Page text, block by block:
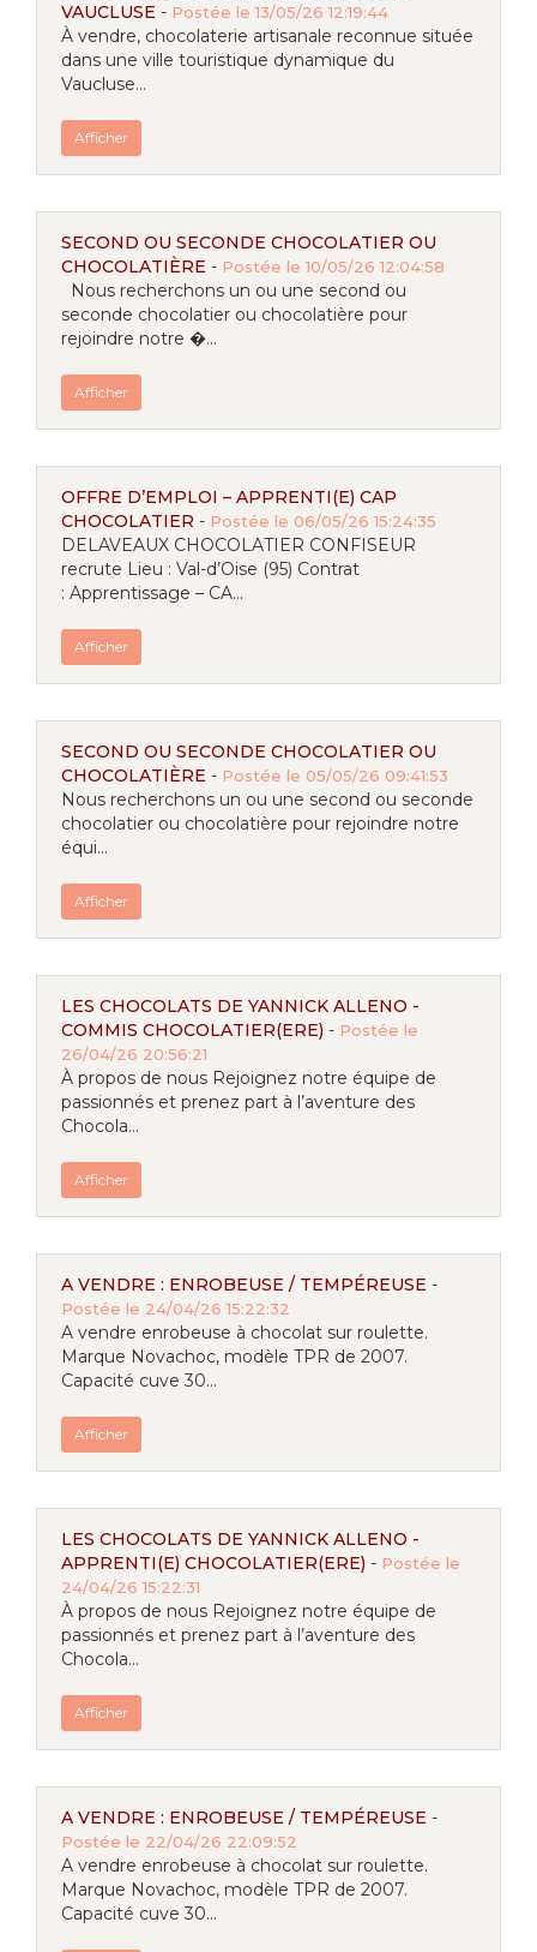
VAUCLUSE - Postée le 13/05/26 12:19:44
À vendre, chocolaterie artisanale reconnue située
dans une ville touristique dynamique du
Vaucluse...
Afficher
SECOND OU SECONDE CHOCOLATIER OU
CHOCOLATIÈRE - Postée le 10/05/26 12:04:58
Nous recherchons un ou une second ou
seconde chocolatier ou chocolatière pour
rejoindre notre �...
Afficher
OFFRE D’EMPLOI – APPRENTI(E) CAP
CHOCOLATIER - Postée le 06/05/26 15:24:35
DELAVEAUX CHOCOLATIER CONFISEUR
recrute Lieu : Val-d’Oise (95) Contrat
: Apprentissage – CA...
Afficher
SECOND OU SECONDE CHOCOLATIER OU
CHOCOLATIÈRE - Postée le 05/05/26 09:41:53
Nous recherchons un ou une second ou seconde
chocolatier ou chocolatière pour rejoindre notre
équi...
Afficher
LES CHOCOLATS DE YANNICK ALLENO -
COMMIS CHOCOLATIER(ERE) - Postée le
26/04/26 20:56:21
À propos de nous Rejoignez notre équipe de
passionnés et prenez part à l’aventure des
Chocola...
Afficher
A VENDRE : ENROBEUSE / TEMPÉREUSE -
Postée le 24/04/26 15:22:32
A vendre enrobeuse à chocolat sur roulette.
Marque Novachoc, modèle TPR de 2007.
Capacité cuve 30...
Afficher
LES CHOCOLATS DE YANNICK ALLENO -
APPRENTI(E) CHOCOLATIER(ERE) - Postée le
24/04/26 15:22:31
À propos de nous Rejoignez notre équipe de
passionnés et prenez part à l’aventure des
Chocola...
Afficher
A VENDRE : ENROBEUSE / TEMPÉREUSE -
Postée le 22/04/26 22:09:52
A vendre enrobeuse à chocolat sur roulette.
Marque Novachoc, modèle TPR de 2007.
Capacité cuve 30...